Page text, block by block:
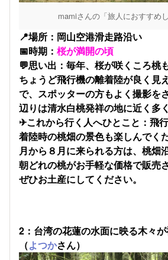
mamiさんの「旅人におすすめ
📍場所：岡山空港滑走路沿い
📅時期： 桜が満開の頃
💬思い出：毎年、桜が咲くころ桃
ちょうど飛行機の離着陸が良く見
で、スポッターの方もよく撮影を
辺りは清水白桃発祥の地に近く多
✈これから行く人へひとこと：飛
着陸時の桃畑の景色も楽しんでく
月から８月に来られる方は、桃畑
朝どれの桃がお手軽な価格で販売
ぜひお土産にしてください。
2：台湾の花蓮の水面に映る木々
（よつかさん）